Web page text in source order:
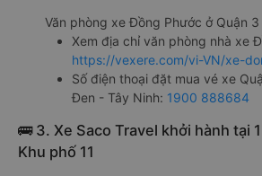
Văn phòng xe Đồng Phước ở Quận 3
Xem địa chỉ văn phòng nhà xe
https://vexere.com/vi-VN/xe-
Số điện thoại đặt mua vé xe
Đen - Tây Ninh: 1900 888684
🚌 3. Xe Saco Travel khởi hành tại
Khu phố 11